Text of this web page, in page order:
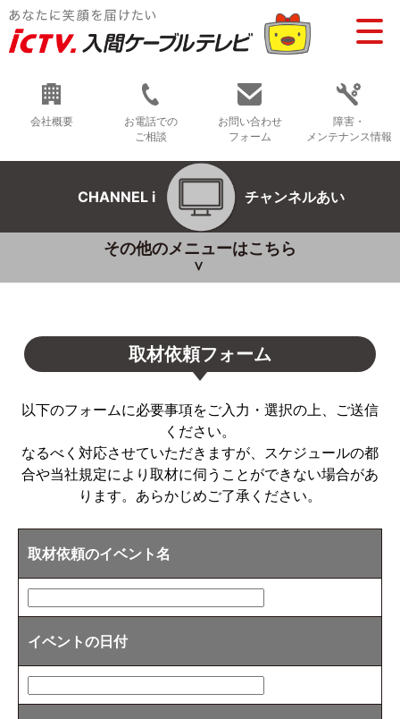
会社概要
お電話での
ご相談
お問い合わせ
フォーム
障害・
メンテナンス情報
CHANNEL i チャンネルあい
その他のメニューはこちら
取材依頼フォーム
以下のフォームに必要事項をご入力・選択の上、ご送信
ください。
なるべく対応させていただきますが、スケジュールの都
合や当社規定により取材に伺うことができない場合があ
ります。あらかじめご了承ください。
取材依頼のイベント名
イベントの日付